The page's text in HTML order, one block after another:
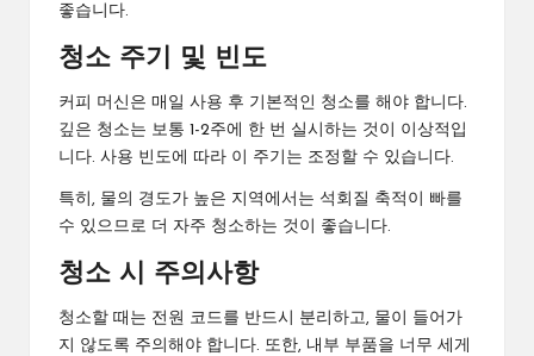
좋습니다.
청소 주기 및 빈도
커피 머신은 매일 사용 후 기본적인 청소를 해야 합니다.
깊은 청소는 보통 1-2주에 한 번 실시하는 것이 이상적입
니다. 사용 빈도에 따라 이 주기는 조정할 수 있습니다.
특히, 물의 경도가 높은 지역에서는 석회질 축적이 빠를
수 있으므로 더 자주 청소하는 것이 좋습니다.
청소 시 주의사항
청소할 때는 전원 코드를 반드시 분리하고, 물이 들어가
지 않도록 주의해야 합니다. 또한, 내부 부품을 너무 세게